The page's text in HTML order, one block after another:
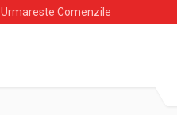
Urmareste Comenzile